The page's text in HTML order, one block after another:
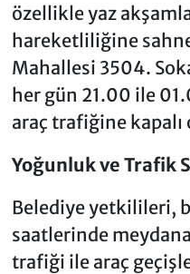
özellikle yaz
hareketliliğine
Mahallesi 3504.
her gün 21.00 ile
araç trafiğine kapalı
Yoğunluk ve Trafik
Belediye yetkilileri,
saatlerinde
trafiği ile araç